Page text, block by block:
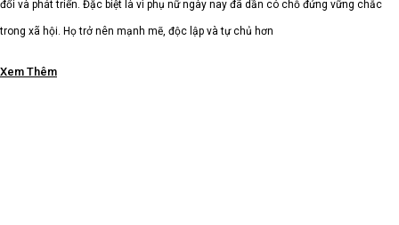
đổi và phát triển. Đặc biệt là vì phụ nữ ngày nay đã dần có chỗ đứng vững chắc
trong xã hội. Họ trở nên mạnh mẽ, độc lập và tự chủ hơn
Xem Thêm